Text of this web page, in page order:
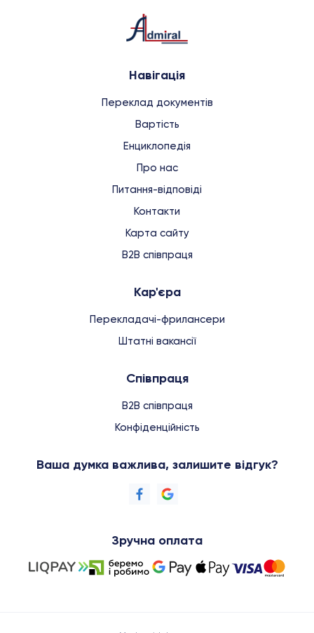
Навігація
Переклад документів
Вартість
Енциклопедія
Про нас
Питання-відповіді
Контакти
Карта сайту
B2B співпраця
Кар'єра
Перекладачі-фрилансери
Штатні вакансії
Співпраця
B2B співпраця
Конфіденційність
Ваша думка важлива, залишите відгук?
Зручна оплата